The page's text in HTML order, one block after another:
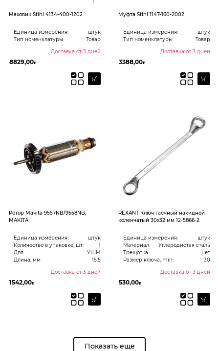
Mаховик Stihl 4134-400-1202
Единица измерения:
штук
Тип номенклатуры:
Товар
Доставка от 3 дней
8829,00₽
Mуфта Stihl 1147-160-2002
Единица измерения:
штук
Тип номенклатуры:
Товар
Доставка от 3 дней
3388,00₽
Pотор Makita 9557NB/9558NB,
MAKITA
Единица измерения:
штук
Количество в упаковке, шт:
1
Для:
УШМ
Длина, мм:
15.5
Доставка от 3 дней
1542,00₽
REXANT Ключ гаечный накидной
коленчатый 30х32 мм 12-5866-2
Единица измерения:
штук
Материал:
Углеродистая сталь
Трещотка:
нет
Размер ключа, min:
30
Доставка от 3 дней
530,00₽
Показать еще